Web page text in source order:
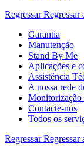
Regressar Regressar
Garantia
Manutenção
Stand By Me
Aplicações e
Assistência
A nossa rede
Monitorização
Contacte-nos
Todos os
Regressar Regressar